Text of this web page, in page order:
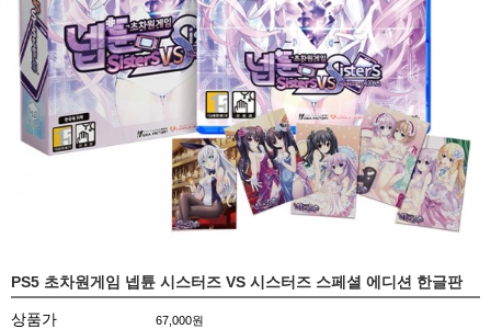
PS5 초차원게임 넵튠 시스터즈 VS 시스터즈 스페셜 에디션 한글판
상품가 67,000원